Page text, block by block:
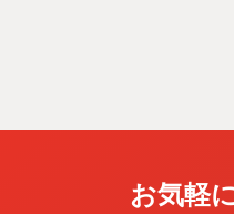
お気軽